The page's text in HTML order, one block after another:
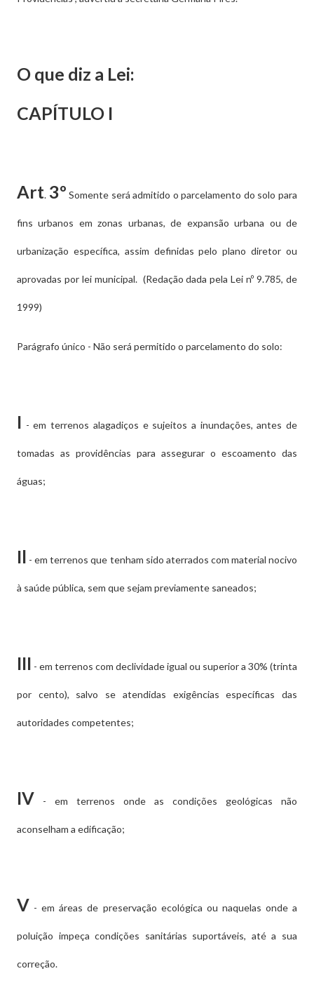
O que diz a Lei:
CAPÍTULO I
Art. 3º Somente será admitido o parcelamento do solo para
fins urbanos em zonas urbanas, de expansão urbana ou de
urbanização específica, assim definidas pelo plano diretor ou
aprovadas por lei municipal. (Redação dada pela Lei nº 9.785, de
1999)
Parágrafo único - Não será permitido o parcelamento do solo:
I - em terrenos alagadiços e sujeitos a inundações, antes de
tomadas as providências para assegurar o escoamento das
águas;
Il - em terrenos que tenham sido aterrados com material nocivo
à saúde pública, sem que sejam previamente saneados;
III - em terrenos com declividade igual ou superior a 30% (trinta
por cento), salvo se atendidas exigências específicas das
autoridades competentes;
IV - em terrenos onde as condições geológicas não
aconselham a edificação;
V - em áreas de preservação ecológica ou naquelas onde a
poluição impeça condições sanitárias suportáveis, até a sua
correção.